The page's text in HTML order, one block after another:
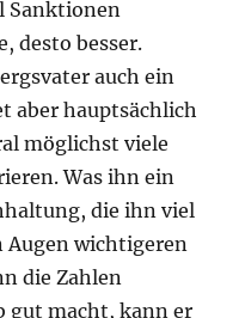
Sanktionen
desto besser.
auch ein
aber hauptsächlich
möglichst viele
Was ihn ein
die ihn viel
Augen wichtigeren
die Zahlen
gut macht, kann er